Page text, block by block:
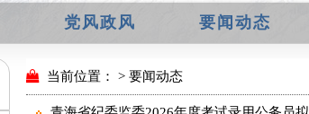
党风政风 要闻动态